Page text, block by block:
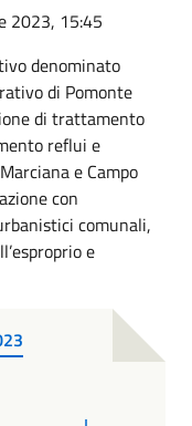
2023, 15:45
denominato
di Pomonte
di trattamento
reflui e
e Campo
con
comunali,
e